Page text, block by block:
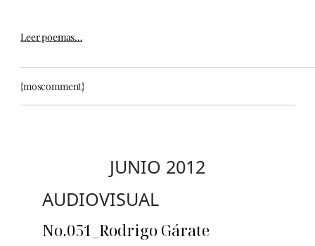
Leer poemas…
{moscomment}
JUNIO 2012
AUDIOVISUAL
No.051_Rodrigo Gárate